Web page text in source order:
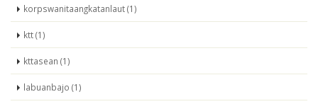
korpswanitaangkatanlaut (1)
ktt (1)
kttasean (1)
labuanbajo (1)